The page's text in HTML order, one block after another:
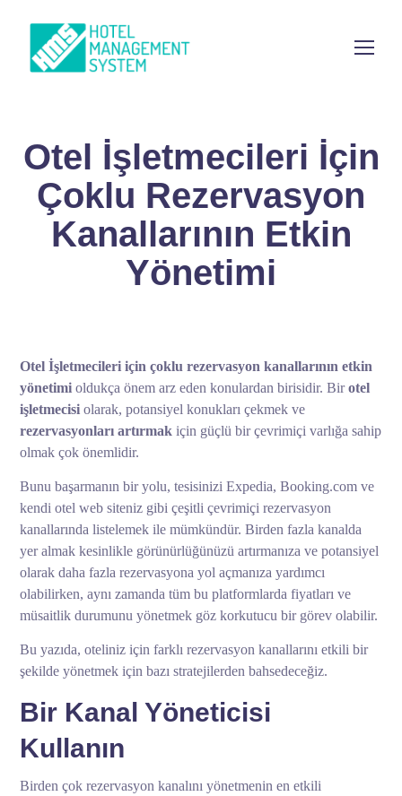
Otel İşletmecileri İçin
Çoklu Rezervasyon
Kanallarının Etkin
Yönetimi
Otel İşletmecileri için çoklu rezervasyon kanallarının etkin
yönetimi oldukça önem arz eden konulardan birisidir. Birotel
işletmecisi olarak, potansiyel konukları çekmek ve
rezervasyonları artırmak için güçlü bir çevrimiçi varlığa sahip
olmak çok önemlidir.
Bunu başarmanın bir yolu, tesisinizi Expedia, Booking.com ve
kendi otel web siteniz gibi çeşitli çevrimiçi rezervasyon
kanallarında listelemek ile mümkündür. Birden fazla kanalda
yer almak kesinlikle görünürlüğünüzü artırmanıza ve potansiyel
olarak daha fazla rezervasyona yol açmanıza yardımcı
olabilirken, aynı zamanda tüm bu platformlarda fiyatları ve
müsaitlik durumunu yönetmek göz korkutucu bir görev olabilir.
Bu yazıda, oteliniz için farklı rezervasyon kanallarını etkili bir
şekilde yönetmek için bazı stratejilerden bahsedeceğiz.
Bir Kanal Yöneticisi
Kullanın
Birden çok rezervasyon kanalını yönetmenin en etkili